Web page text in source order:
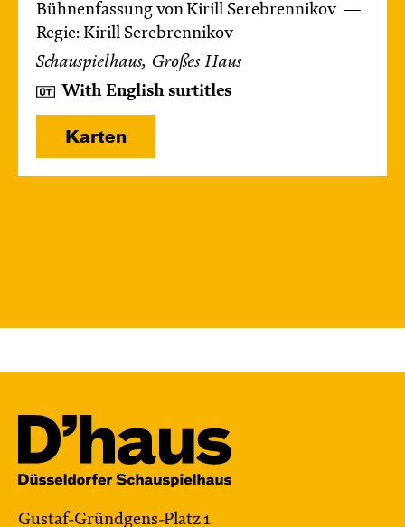
Bühnenfassung von Kirill Serebrennikov
Regie: Kirill Serebrennikov
Schauspielhaus, Großes Haus
With English surtitles
Karten
Gustaf-Gründgens-Platz 1